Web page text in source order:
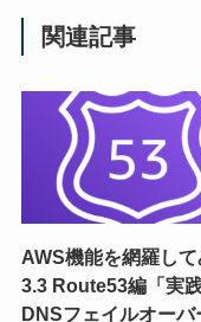
関連記事
AWS機能を網羅して
3.3 Route53編「実践
DNSフェイルオーバ